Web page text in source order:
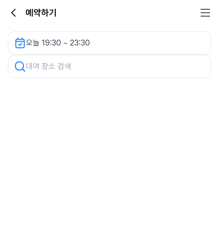
예약하기
오늘 19:30 ~ 23:30
더샵스타파크 아케이드주차장 렌터카